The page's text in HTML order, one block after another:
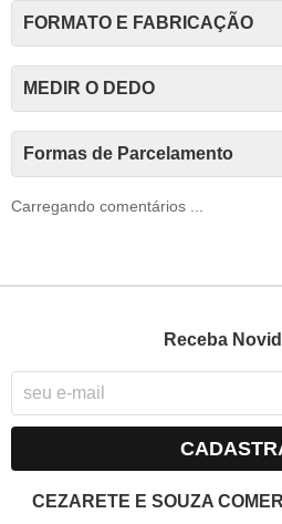
FORMATO E FABRICAÇÃO
MEDIR O DEDO
Formas de Parcelamento
Carregando comentários ...
Receba
CEZARETE E SOUZA